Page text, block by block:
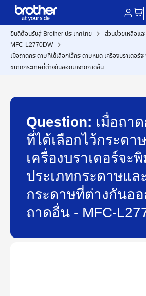
ยินดีต้อนรับสู่ Brother ประเทศไทย
ส่วนช่วยเหลือแล
MFC-L2770DW
เมื่อถาดกระดาษที่ได้เลือกไว้กระดาษหมด เครื่องบราเดอร์
ขนาดกระดาษที่ต่างกันออกมาจากถาดอื่น
Question: เมื่อถา
ที่ได้เลือกไว้กระดา
เครื่องบราเดอร์จะ
ประเภทกระดาษแล
กระดาษที่ต่างกันอ
ถาดอื่น - MFC-